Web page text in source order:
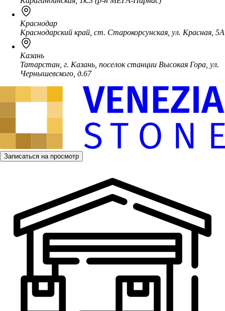
Краснодар
Краснодарский край, ст. Старокорсунская, ул. Красная, 5А
Казань
Татарстан, г. Казань, поселок станции Высокая Гора, ул.
Чернышевского, д.67
Записаться на просмотр